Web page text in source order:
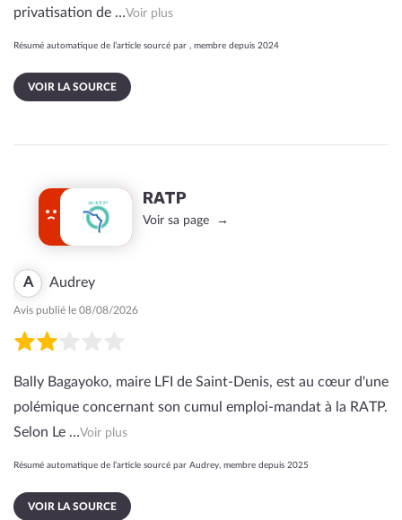
privatisation de …Voir plus
Résumé automatique de l’article sourcé par , membre depuis 2024
VOIR LA SOURCE
RATP
Voir sa page
A Audrey
Avis publié le 08/08/2026
Bally Bagayoko, maire LFI de Saint-Denis, est au cœur d'une
polémique concernant son cumul emploi-mandat à la RATP.
Selon Le …Voir plus
Résumé automatique de l’article sourcé par Audrey, membre depuis 2025
VOIR LA SOURCE